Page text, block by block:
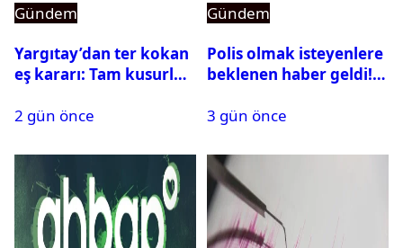
Gündem
Yargıtay’dan ter kokan
eş kararı: Tam kusurlu
2 gün önce
Gündem
Polis olmak isteyenlere
beklenen haber geldi!
3 gün önce